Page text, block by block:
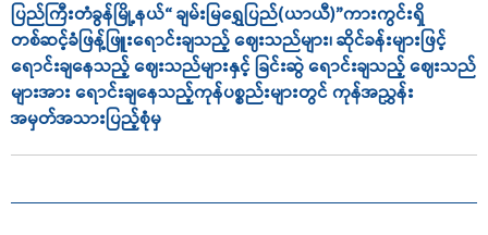
ပြည်ကြီးတံခွန်မြို့နယ်“ ချမ်းမြရွှေပြည်(ယာယီ)”ကားကွင်းရှိ
တစ်ဆင့်ခံဖြန့်ဖြူးရောင်းချသည့် ဈေးသည်များ၊ ဆိုင်ခန်းများဖြင့်
ရောင်းချနေသည့် ဈေးသည်များနှင့် ခြင်းဆွဲ ရောင်းချသည့် ဈေးသည်
များအား ရောင်းချနေသည့်ကုန်ပစ္စည်းများတွင် ကုန်အညွှန်း
အမှတ်အသားပြည့်စုံမှ